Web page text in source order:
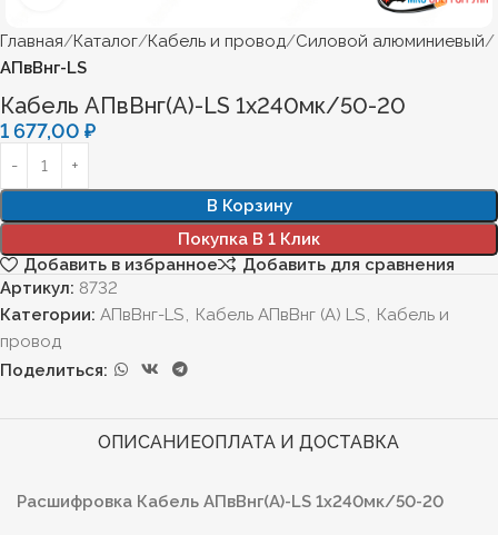
Главная Каталог Кабель и провод Силовой алюминиевый
АПвВнг-LS
Кабель АПвВнг(А)-LS 1х240мк/50-20
1 677,00 ₽
В Корзину
Покупка В 1 Клик
Добавить в избранное
Добавить для сравнения
Артикул: 8732
Категории: АПвВнг-LS, Кабель АПвВнг (А) LS, Кабель и
провод
Поделиться:
ОПИСАНИЕОПЛАТА И ДОСТАВКА
Расшифровка Кабель АПвВнг(А)-LS 1х240мк/50-20